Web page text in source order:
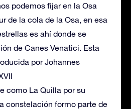
podemos fijar en la Osa
de la cola de la Osa, en esa
es ahí donde se
de Canes Venatici. Esta
por Johannes
como La Quilla por su
constelación formo parte de